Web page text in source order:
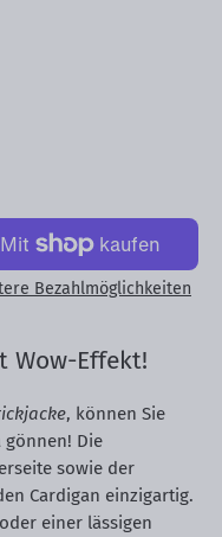
Bezahlmöglichkeiten
Wow-Effekt!
, können Sie
gönnen! Die
sowie der
Cardigan einzigartig.
einer lässigen